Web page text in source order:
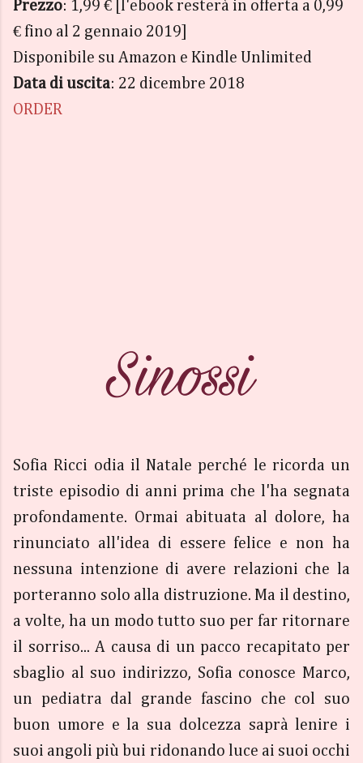
Prezzo: 1,99 € [l'ebook resterà in offerta a 0,99
€ fino al 2 gennaio 2019]
Disponibile su Amazon e Kindle Unlimited
Data di uscita: 22 dicembre 2018
ORDER
Sofia Ricci odia il Natale perché le ricorda un
triste episodio di anni prima che l'ha segnata
profondamente. Ormai abituata al dolore, ha
rinunciato all'idea di essere felice e non ha
nessuna intenzione di avere relazioni che la
porteranno solo alla distruzione. Ma il destino,
a volte, ha un modo tutto suo per far ritornare
il sorriso... A causa di un pacco recapitato per
sbaglio al suo indirizzo, Sofia conosce Marco,
un pediatra dal grande fascino che col suo
buon umore e la sua dolcezza saprà lenire i
suoi angoli più bui ridonando luce ai suoi occhi